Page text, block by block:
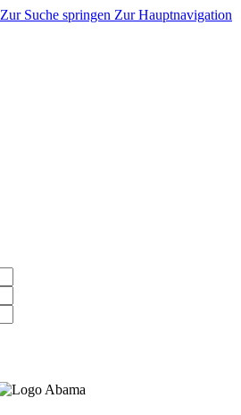
Zur Suche springen Zur Hauptnavigation